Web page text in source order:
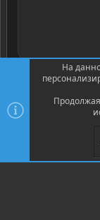
Community platform
©
На